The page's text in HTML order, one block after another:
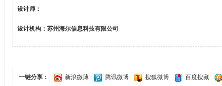
设计师：
设计机构：苏州海尔信息科技有限公司
一键分享： 新浪微薄 腾讯微博 搜狐微博 百度搜藏